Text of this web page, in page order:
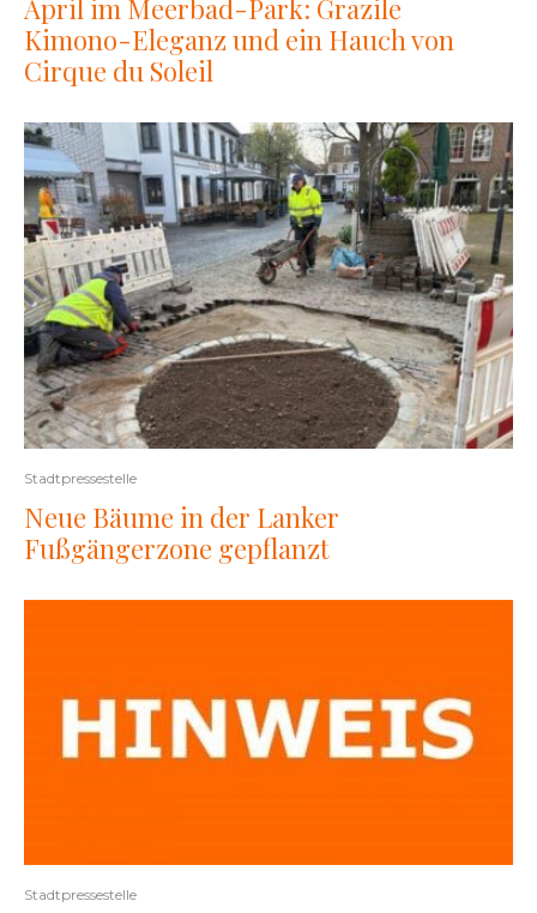
April im Meerbad-Park: Grazile
Kimono-Eleganz und ein Hauch von
Cirque du Soleil
Stadtpressestelle
Neue Bäume in der Lanker
Fußgängerzone gepflanzt
Stadtpressestelle